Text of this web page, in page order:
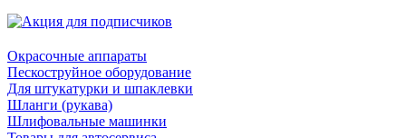
Окрасочные аппараты
Пескоструйное оборудование
Для штукатурки и шпаклевки
Шланги (рукава)
Шлифовальные машинки